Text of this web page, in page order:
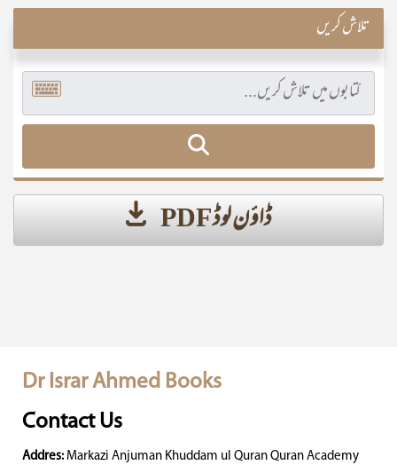
تلاش کریں
ڈاؤن لوڈ PDF
Dr Israr Ahmed Books
Contact Us
Addres: Markazi Anjuman Khuddam ul Quran Quran Academy